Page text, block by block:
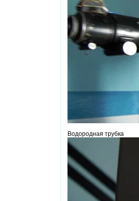
Водородная трубка